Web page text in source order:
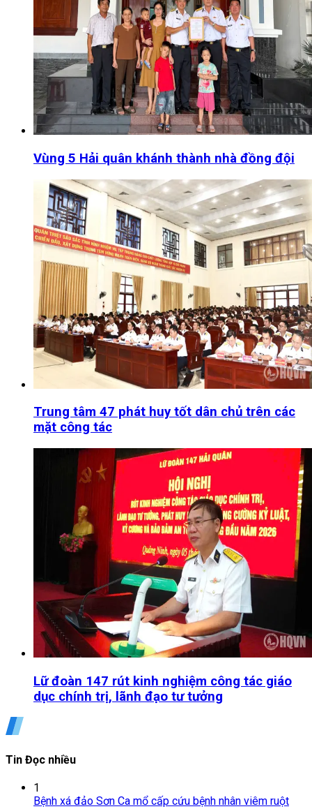
Vùng 5 Hải quân khánh thành nhà đồng đội
Trung tâm 47 phát huy tốt dân chủ trên các
mặt công tác
Lữ đoàn 147 rút kinh nghiệm công tác giáo
dục chính trị, lãnh đạo tư tưởng
Tin Đọc nhiều
1
Bệnh xá đảo Sơn Ca mổ cấp cứu bệnh nhân viêm ruột